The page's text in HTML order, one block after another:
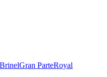
BrinelGran ParteRoyal